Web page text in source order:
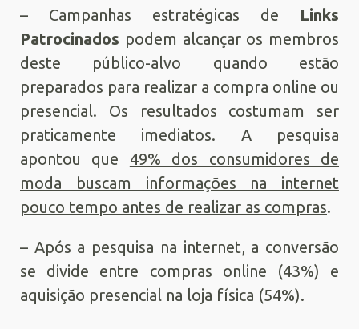
– Campanhas estratégicas de Links
Patrocinados podem alcançar os membros
deste público-alvo quando estão
preparados para realizar a compra online ou
presencial. Os resultados costumam ser
praticamente imediatos. A pesquisa
apontou que 49% dos consumidores de
moda buscam informações na internet
pouco tempo antes de realizar as compras.
– Após a pesquisa na internet, a conversão
se divide entre compras online (43%) e
aquisição presencial na loja física (54%).